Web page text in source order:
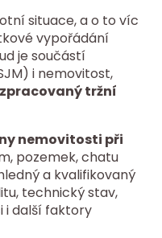
situace, a o to víc
vypořádání
je součástí
i nemovitost,
tržní
nemovitosti při
pozemek, chatu
a kvalifikovaný
technický stav,
i další faktory